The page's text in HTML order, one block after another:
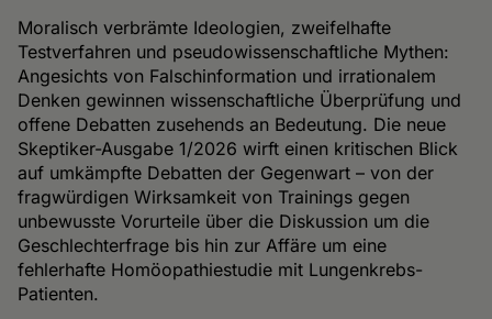
Moralisch verbrämte Ideologien, zweifelhafte
Testverfahren und pseudowissenschaftliche Mythen:
Angesichts von Falschinformation und irrationalem
Denken gewinnen wissenschaftliche Überprüfung und
offene Debatten zusehends an Bedeutung. Die neue
Skeptiker-Ausgabe 1/2026 wirft einen kritischen Blick
auf umkämpfte Debatten der Gegenwart – von der
fragwürdigen Wirksamkeit von Trainings gegen
unbewusste Vorurteile über die Diskussion um die
Geschlechterfrage bis hin zur Affäre um eine
fehlerhafte Homöopathiestudie mit Lungenkrebs-
Patienten.